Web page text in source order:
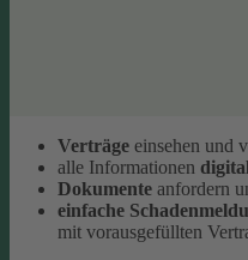
Verträge einsehen und
alle Informationen
Dokumente anfordern
einfache
mit vorausgefüllten